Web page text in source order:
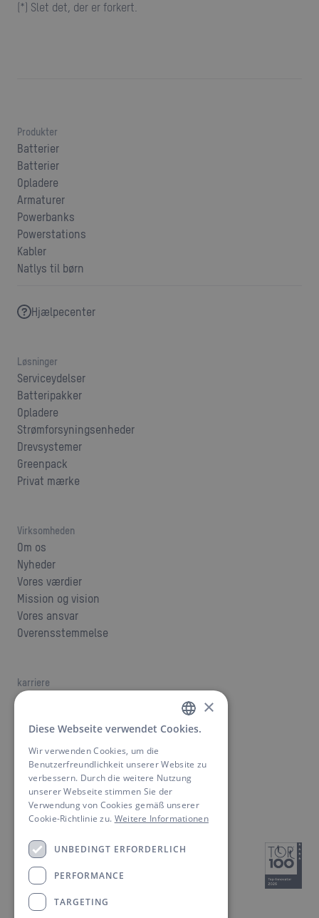
(*) Slet det, der er forkert.
Produkter
Batterier
Batterier
Opladere
Armaturer
Powerbanks
Powerstations
Kabler
Natlys til børn
Hjælpecenter
Løsninger
Serviceydelser
Batteripakker
Opladere
Strømforsyningsenheder
Drevsystemer
Greenpack
Privat mærke
Virksomheden
Om os
Nyheder
Vores værdier
Mission og vision
Vores ansvar
Overensstemmelse
karriere
stillinger
Kontakt os
Find en kontaktperson
Downloads
GERMAN
ENGLISH
×
Diese Webseite verwendet Cookies.
Wir verwenden Cookies, um die
Benutzerfreundlichkeit unserer Website zu
verbessern. Durch die weitere Nutzung
unserer Webseite stimmen Sie der
Verwendung von Cookies gemäß unserer
Cookie-Richtlinie zu. Weitere Informationen
UNBEDINGT ERFORDERLICH
PERFORMANCE
TARGETING